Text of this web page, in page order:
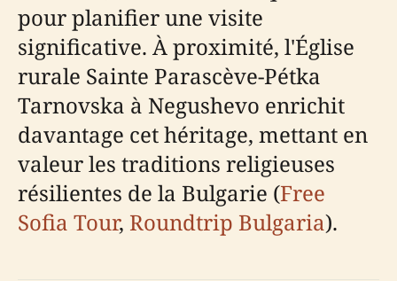
pour planifier une visite
significative. À proximité, l'Église
rurale Sainte Parascève-Pétka
Tarnovska à Negushevo enrichit
davantage cet héritage, mettant en
valeur les traditions religieuses
résilientes de la Bulgarie (Free
Sofia Tour, Roundtrip Bulgaria).